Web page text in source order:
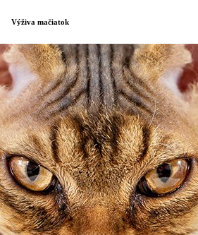
Výživa mačiatok